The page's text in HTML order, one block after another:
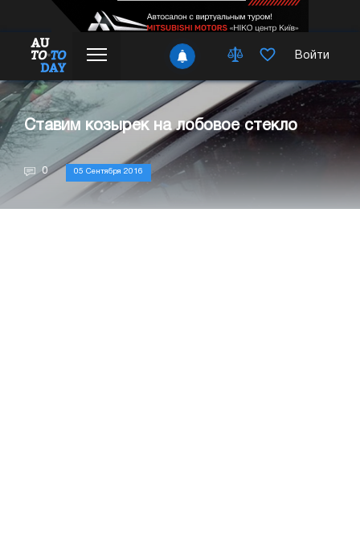
Войти
Ставим козырек на лобовое стекло
0 05 Сентября 2016